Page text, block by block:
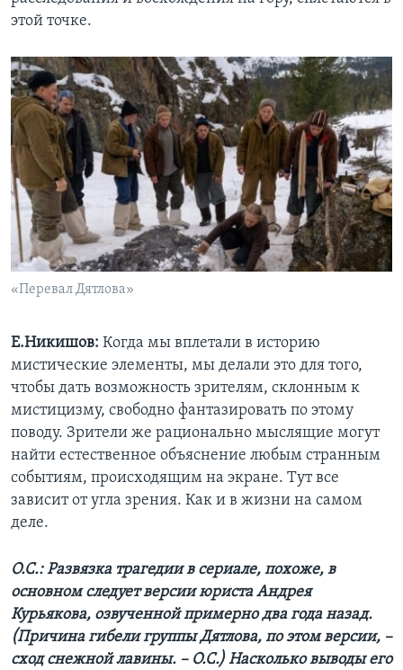
этой точке.
«Перевал Дятлова»
Е.Никишов: Когда мы вплетали в историю
мистические элементы, мы делали это для того,
чтобы дать возможность зрителям, склонным к
мистицизму, свободно фантазировать по этому
поводу. Зрители же рационально мыслящие могут
найти естественное объяснение любым странным
событиям, происходящим на экране. Тут все
зависит от угла зрения. Как и в жизни на самом
деле.
О.С.: Развязка трагедии в сериале, похоже, в
основном следует версии юриста Андрея
Курьякова, озвученной примерно два года назад.
(Причина гибели группы Дятлова, по этом версии, –
сход снежной лавины. – О.С.) Насколько выводы его